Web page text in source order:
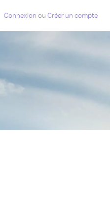
Connexion ou Créer un compte